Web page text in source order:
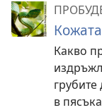
Какво
в